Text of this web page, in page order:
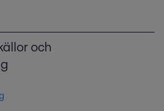
och